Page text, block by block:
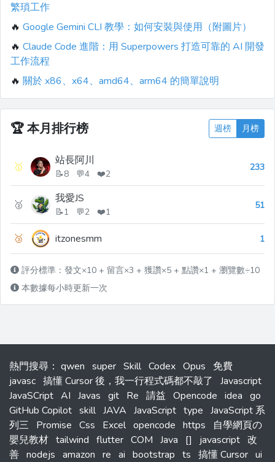
繁瑣工作
🔥 Google Gemini CLI 教學：如何安裝與使用（附圖片）
🔥 Claude Code 進階：用 Superpowers 打造可靠的 AI 開發
工作流程
🔥 關於 x86、x64、amd64、arm64 的簡單說明
🏆本月排行榜 週榜 月榜
🥇 站長阿川
📝8 💬4 ❤️2
233
🥈 我愛JS
📝1 💬2 ❤️1
51
🥉 itzonesmm 1
評分標準：發文×10 + 留言×3 + 獲讚×5 + 點讚×1 + 瀏覽數÷10
本數據每小時更新一次
熱門搜尋 ： qwen super Skill Codex Opus
免費
javasc 搞懂 Cursor 後，我一行程式碼都不敲了
Javascript
JavaSCript AI Javas git Re 請益 Opencode idea go
GitHub Copilot skill JAVA JavaScript type JavaScript 系
列三
Promise Css Excel opencode https
自學網頁の
嬰兒教材 tailwind flutter COM Java [] javascript 改
善 nodejs amazon re ai bootstrap ts 搞懂 Cursor ui